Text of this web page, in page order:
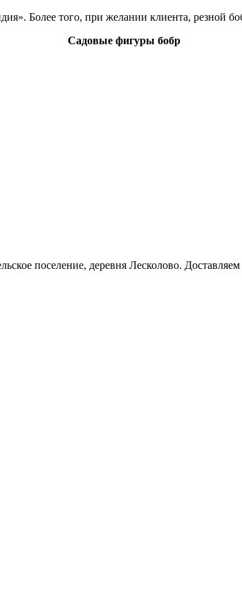
Более того, при желании клиента, резной
Садовые фигуры бобр
поселение, деревня Лесколово.